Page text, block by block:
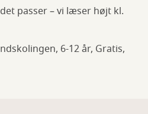
passer – vi læser højt kl.
6-12 år, Gratis,